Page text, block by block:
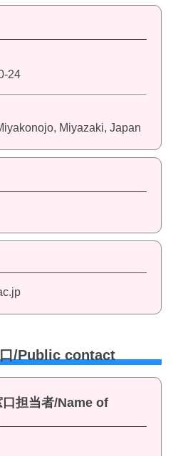
24
Miyazaki, Japan
/Public contact
担当者/Name of